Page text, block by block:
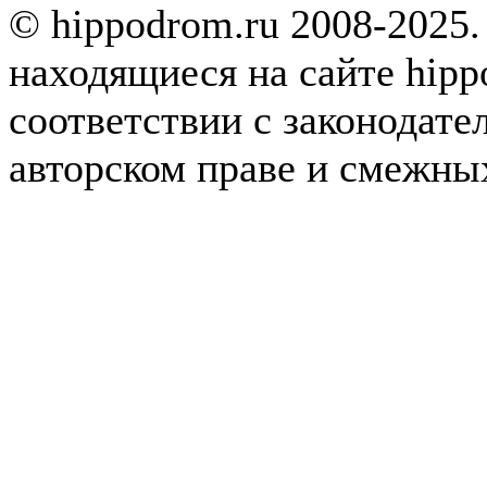
© hippodrom.ru 2008-
находящиеся на сайте
соответствии с
авторском праве и